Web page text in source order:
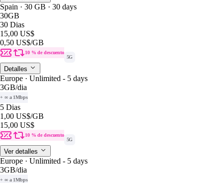
Spain · 30 GB · 30 days
30GB
30 Dias
15,00 US$
0,50 US$/GB
10 % de descuento
5G
Detalles
Europe · Unlimited - 5 days
3GB/dia
+ ∞ a 1Mbps
5 Dias
1,00 US$/GB
15,00 US$
10 % de descuento
5G
Ver detalles
Europe · Unlimited - 5 days
3GB/dia
+ ∞ a 1Mbps